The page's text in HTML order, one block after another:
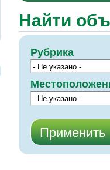
Найти
Рубрика